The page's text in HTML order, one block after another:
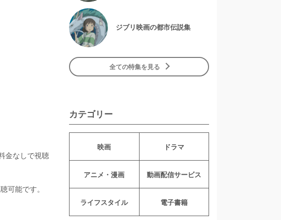
金なしで視聴
可能です。
ジブリ映画の都市伝説集
全ての特集を見る
カテゴリー
映画 ドラマ
アニメ・漫画 動画配信サービス
ライフスタイル 電子書籍